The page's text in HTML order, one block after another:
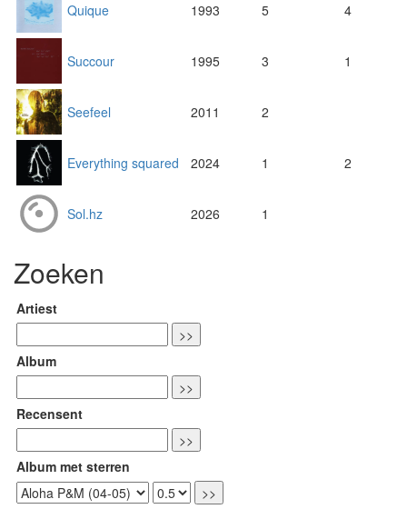
Quique 1993 5 4
Succour 1995 3 1
Seefeel 2011 2
Everything squared 2024 1 2
Sol.hz 2026 1
Zoeken
Artiest
Album
Recensent
Album met sterren